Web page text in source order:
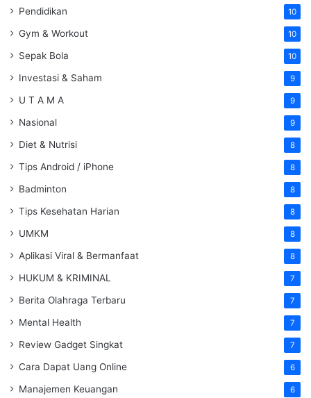
Pendidikan 10
Gym & Workout 10
Sepak Bola 10
Investasi & Saham 9
U T A M A 9
Nasional 9
Diet & Nutrisi 8
Tips Android / iPhone 8
Badminton 8
Tips Kesehatan Harian 8
UMKM 8
Aplikasi Viral & Bermanfaat 8
HUKUM & KRIMINAL 7
Berita Olahraga Terbaru 7
Mental Health 7
Review Gadget Singkat 7
Cara Dapat Uang Online 6
Manajemen Keuangan 6